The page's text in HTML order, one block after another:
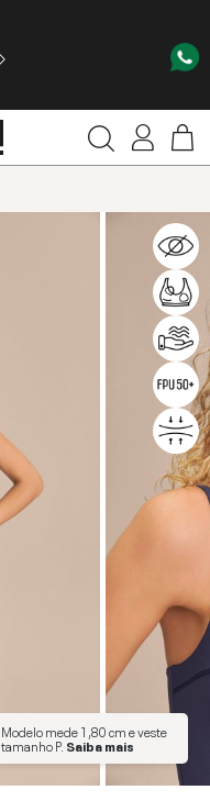
Modelo mede1,80 cme veste
tamanhoP. Saiba mais